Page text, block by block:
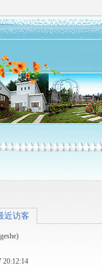
近访客
20:12:14